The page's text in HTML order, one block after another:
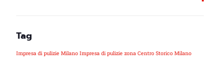
Tag
Impresa di pulizie Milano Impresa di pulizie zona Centro Storico Milano